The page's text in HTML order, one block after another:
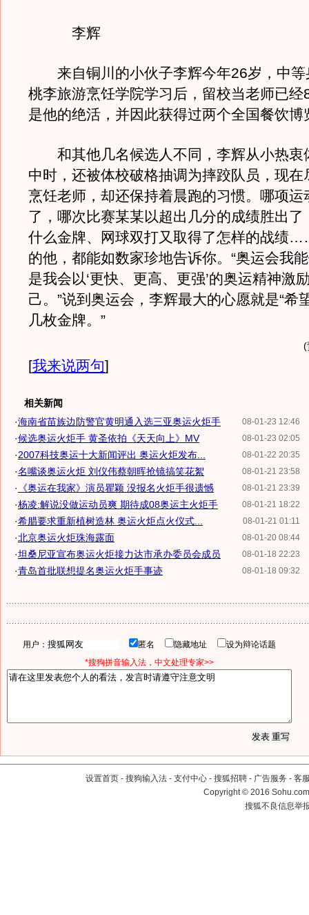
李辉
来自铜川的小伙子李辉今年26岁，中等
桃李旅游烹饪学院学习后，留校当老师已经
是他的绝活，并因此获得过两个全国餐饮博
和其他几名候选人不同，李辉从小热衷
中时，还被体校破格抽调为摔跤队员，现在
烹饪老师，却还保持着晨跑的习惯。哪项运
了，哪次比赛某某以超出几分的成绩胜出了
什么金牌、网球双打又取得了怎样的战绩
的他，都能如数家珍地告诉你。“奥运会我
是我会以‘更快、更高、更强’的奥运精神激
己。”说到奥运会，李辉最大的心愿就是“希
几枚金牌。”
(
[我来说两句]
相关新闻
08-01-23 12:46
·海南省苗族边防警官黄明通入选三亚奥运火炬手
08-01-23 02:05
·候选奥运火炬手 黄圣依拍《天天向上》MV
08-01-22 20:35
·2007科技奥运十大新闻评出 奥运火炬发布...
08-01-21 23:58
·名嘴谈奥运火炬 刘仪伟蔡朝晖抢镜搞笑花絮
08-01-21 23:39
· 《奥运在我家》演员瞿颖 没报名火炬手很遗憾
08-01-21 18:22
·杨凌:解说没做运动员爽 期待成08奥运主火炬手
08-01-21 01:11
·希腊要求重新植树造林 奥运火炬点火仪式...
08-01-20 08:44
·北京奥运火炬珠海露面
08-01-18 22:23
·坦桑尼亚宣布奥运火炬接力达市承办委员会成员
08-01-18 09:32
·青岛首批联想提名奥运火炬手事迹
用户： 匿名 隐藏地址
设为辩论话题
*搜狗拼音输入法，中文处理专家>>
设置首页 - 搜狗输入法 - 支付中心 - 搜狐招聘 - 广告服务 - 客
Copyright©2016
搜狐不良信息举